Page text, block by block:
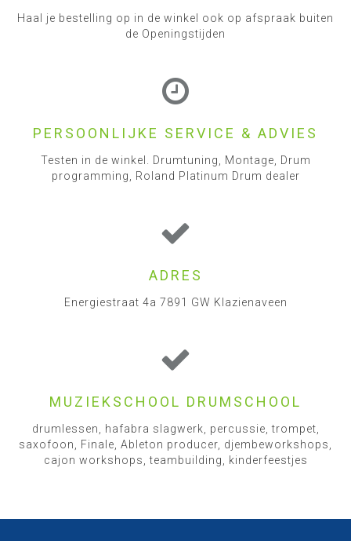
Haal je bestelling op in de winkel ook op afspraak buiten
de Openingstijden
PERSOONLIJKE SERVICE & ADVIES
Testen in de winkel. Drumtuning, Montage, Drum
programming, Roland Platinum Drum dealer
ADRES
Energiestraat 4a 7891 GW Klazienaveen
MUZIEKSCHOOL DRUMSCHOOL
drumlessen, hafabra slagwerk, percussie, trompet,
saxofoon, Finale, Ableton producer, djembeworkshops,
cajon workshops, teambuilding, kinderfeestjes